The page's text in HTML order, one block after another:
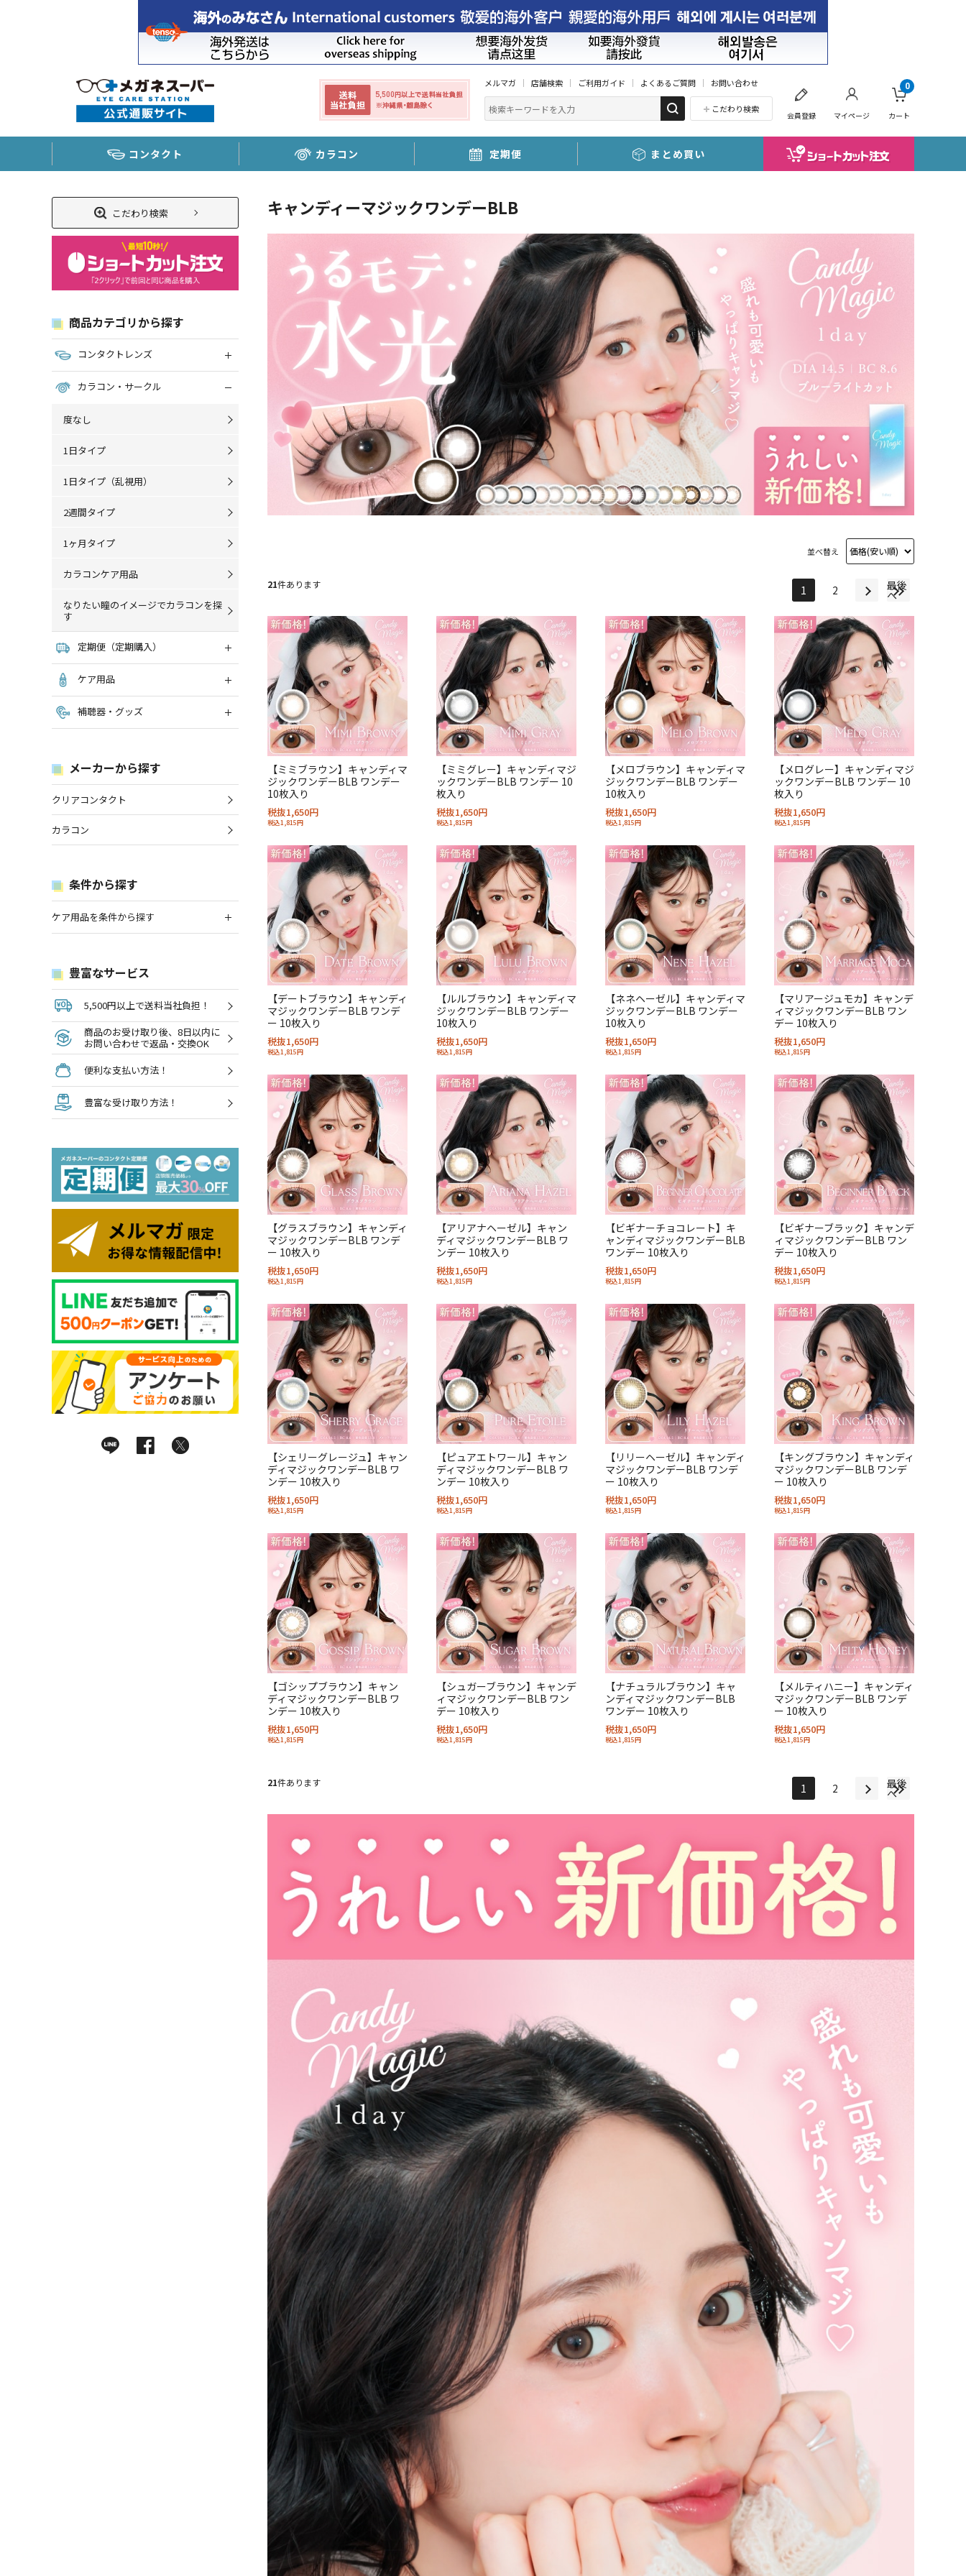
メルマガ 店舗検索 ご利用ガイド よくあるご質問 お問い合わせ
こだわり検索
会員登録 マイページ カート
0
コンタクト カラコン 定期便 まとめ買い
キャンディーマジックワンデーBLB
並べ替え
21件あります 1 2 最後
へ
【ミミブラウン】キャンディマ
ジックワンデーBLB ワンデー
10枚入り
税抜1,650円
税込1,815円
【ミミグレー】キャンディマジ
ックワンデーBLB ワンデー 10
枚入り
税抜1,650円
税込1,815円
【メロブラウン】キャンディマ
ジックワンデーBLB ワンデー
10枚入り
税抜1,650円
税込1,815円
【メログレー】キャンディマジ
ックワンデーBLB ワンデー 10
枚入り
税抜1,650円
税込1,815円
【デートブラウン】キャンディ
マジックワンデーBLB ワンデ
ー 10枚入り
税抜1,650円
税込1,815円
【ルルブラウン】キャンディマ
ジックワンデーBLB ワンデー
10枚入り
税抜1,650円
税込1,815円
【ネネヘーゼル】キャンディマ
ジックワンデーBLB ワンデー
10枚入り
税抜1,650円
税込1,815円
【マリアージュモカ】キャンデ
ィマジックワンデーBLB ワン
デー 10枚入り
税抜1,650円
税込1,815円
【グラスブラウン】キャンディ
マジックワンデーBLB ワンデ
ー 10枚入り
税抜1,650円
税込1,815円
【アリアナヘーゼル】キャン
ディマジックワンデーBLB ワ
ンデー 10枚入り
税抜1,650円
税込1,815円
【ビギナーチョコレート】キ
ャンディマジックワンデーBLB
ワンデー 10枚入り
税抜1,650円
税込1,815円
【ビギナーブラック】キャンデ
ィマジックワンデーBLB ワン
デー 10枚入り
税抜1,650円
税込1,815円
【シェリーグレージュ】キャン
ディマジックワンデーBLB ワ
ンデー 10枚入り
税抜1,650円
税込1,815円
【ピュアエトワール】キャン
ディマジックワンデーBLB ワ
ンデー 10枚入り
税抜1,650円
税込1,815円
【リリーヘーゼル】キャンディ
マジックワンデーBLB ワンデ
ー 10枚入り
税抜1,650円
税込1,815円
【キングブラウン】キャンディ
マジックワンデーBLB ワンデ
ー 10枚入り
税抜1,650円
税込1,815円
【ゴシップブラウン】キャン
ディマジックワンデーBLB ワ
ンデー 10枚入り
税抜1,650円
税込1,815円
【シュガーブラウン】キャンデ
ィマジックワンデーBLB ワン
デー 10枚入り
税抜1,650円
税込1,815円
【ナチュラルブラウン】キャ
ンディマジックワンデーBLB
ワンデー 10枚入り
税抜1,650円
税込1,815円
【メルティハニー】キャンディ
マジックワンデーBLB ワンデ
ー 10枚入り
税抜1,650円
税込1,815円
21件あります 1 2 最後
へ
こだわり検索
商品カテゴリから探す
コンタクトレンズ
カラコン・サークル
度なし
1日タイプ
1日タイプ（乱視用）
2週間タイプ
1ヶ月タイプ
カラコンケア用品
なりたい瞳のイメージでカラコンを探
す
定期便（定期購入）
ケア用品
補聴器・グッズ
メーカーから探す
クリアコンタクト
カラコン
条件から探す
ケア用品を条件から探す
豊富なサービス
5,500円以上で送料当社負担！
商品のお受け取り後、8日以内に
お問い合わせで返品・交換OK
便利な支払い方法！
豊富な受け取り方法！